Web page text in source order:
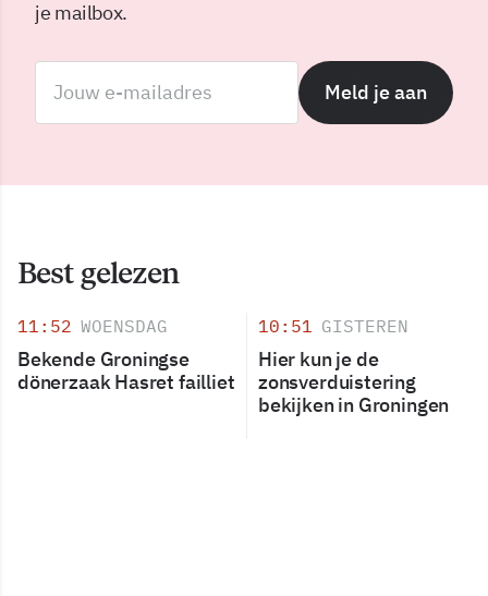
je mailbox.
Meld je aan
Best gelezen
11:52 WOENSDAG
Bekende Groningse
dönerzaak Hasret failliet
10:51 GISTEREN
Hier kun je de
zonsverduistering
bekijken in Groningen